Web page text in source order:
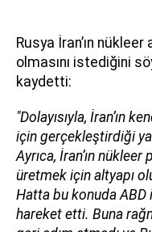
Rusya İran’ın
olmasını istediğini
kaydetti:
"Dolayısıyla, İran’ın
için gerçekleştirdiği
Ayrıca, İran’ın
üretmek için altyapı
Hatta bu konuda ABD
hareket etti. Buna